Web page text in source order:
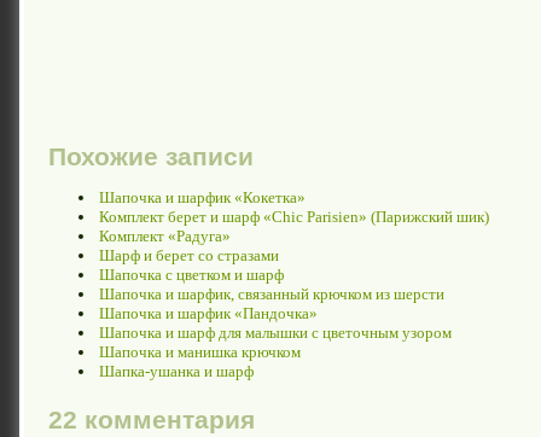
Похожие записи
Шапочка и шарфик «Кокетка»
Комплект берет и шарф «Chic Parisien» (Парижский шик)
Комплект «Радуга»
Шарф и берет со стразами
Шапочка с цветком и шарф
Шапочка и шарфик, связанный крючком из шерсти
Шапочка и шарфик «Пандочка»
Шапочка и шарф для малышки c цветочным узором
Шапочка и манишка крючком
Шапка-ушанка и шарф
22 комментария